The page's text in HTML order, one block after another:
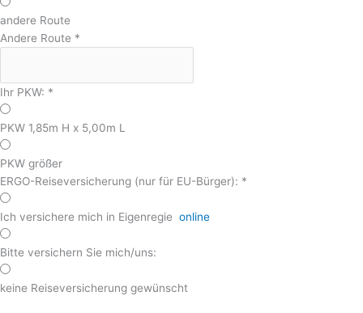
andere Route
Andere Route *
Ihr PKW: *
PKW 1,85m H x 5,00m L
PKW größer
ERGO-Reiseversicherung (nur für EU-Bürger): *
Ich versichere mich in Eigenregie online
Bitte versichern Sie mich/uns:
keine Reiseversicherung gewünscht